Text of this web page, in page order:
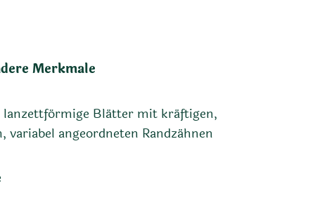
Merkmale
lanzettförmige Blätter mit kräftigen,
variabel angeordneten Randzähnen